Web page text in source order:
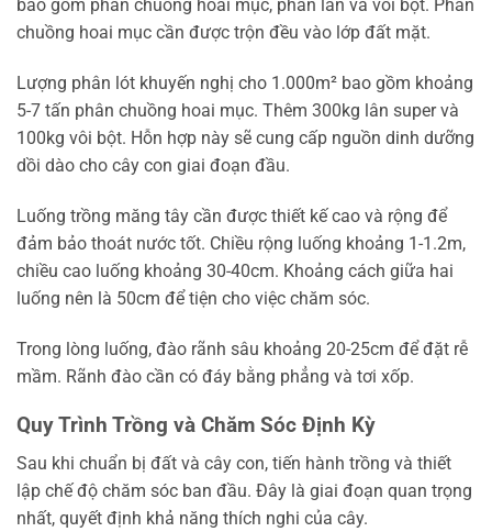
bao gồm phân chuồng hoai mục, phân lân và vôi bột. Phân
chuồng hoai mục cần được trộn đều vào lớp đất mặt.
Lượng phân lót khuyến nghị cho 1.000m² bao gồm khoảng
5-7 tấn phân chuồng hoai mục. Thêm 300kg lân super và
100kg vôi bột. Hỗn hợp này sẽ cung cấp nguồn dinh dưỡng
dồi dào cho cây con giai đoạn đầu.
Luống trồng măng tây cần được thiết kế cao và rộng để
đảm bảo thoát nước tốt. Chiều rộng luống khoảng 1-1.2m,
chiều cao luống khoảng 30-40cm. Khoảng cách giữa hai
luống nên là 50cm để tiện cho việc chăm sóc.
Trong lòng luống, đào rãnh sâu khoảng 20-25cm để đặt rễ
mầm. Rãnh đào cần có đáy bằng phẳng và tơi xốp.
Quy Trình Trồng và Chăm Sóc Định Kỳ
Sau khi chuẩn bị đất và cây con, tiến hành trồng và thiết
lập chế độ chăm sóc ban đầu. Đây là giai đoạn quan trọng
nhất, quyết định khả năng thích nghi của cây.